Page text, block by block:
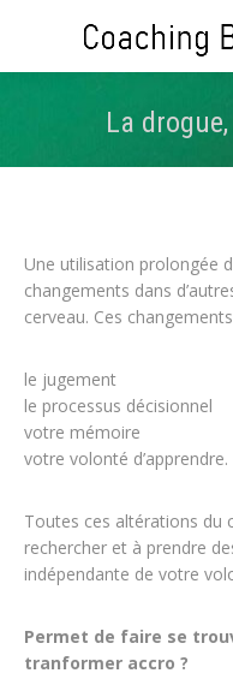
La
Une utilisation prolongée
changements dans
cerveau. Ces
le jugement
le processus décisionnel
votre mémoire
votre volonté d’apprendre.
Toutes ces altérations du
rechercher et à prendre
indépendante de votre
Permet de faire se
tranformer accro ?